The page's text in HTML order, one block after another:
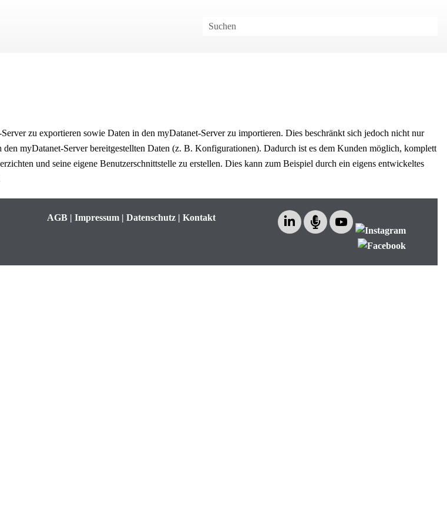
Server zu exportieren sowie Daten in den myDatanet-Server zu importieren. Dies beschränkt sich jedoch nicht nur
den myDatanet-Server bereitgestellten Daten (z. B. Konfigurationen). Dadurch ist es dem Kunden möglich, komplett
und seine eigene Benutzerschnittstelle zu erstellen. Dies kann zum Beispiel durch ein eigens entwickeltes
AGB| Impressum| Datenschutz| Kontakt